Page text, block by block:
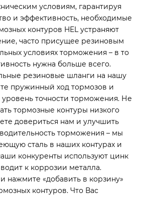
условиям, гарантируя
и эффективность, необходимые
контуров HEL устраняют
часто присущее резиновым
условиях торможения – в то
нужна больше всего.
резиновые шланги на нашу
пружинный ход тормозов и
уровень точности торможения. Не
тормозные контуры низкого
довериться нам и улучшить
торможения – мы
сталь в наших контурах и
конкуренты используют цинк
к коррозии металла.
нажмите «добавить в корзину»
контуров. Что Вас